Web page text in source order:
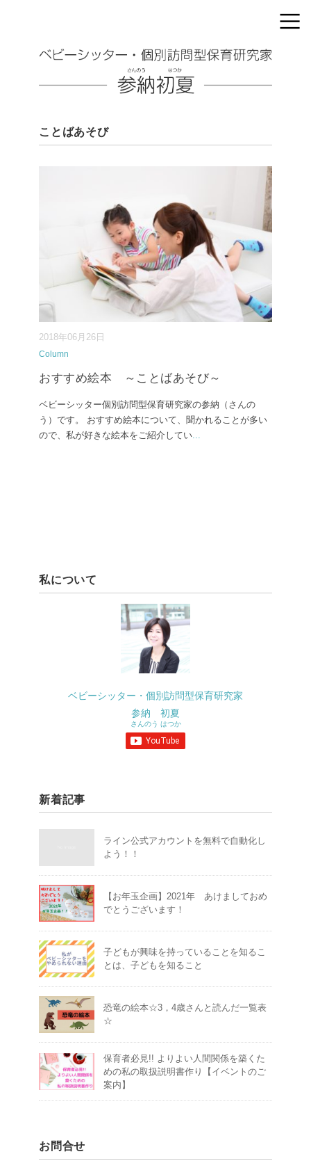
ことばあそび
2018年06月26日
Column
おすすめ絵本 ～ことばあそび～
ベビーシッター個別訪問型保育研究家の参納（さんの
う）です。 おすすめ絵本について、聞かれることが多い
ので、私が好きな絵本をご紹介してい...
私について
ベビーシッター・個別訪問型保育研究家
参納 初夏
さんのう はつか
新着記事
ライン公式アカウントを無料で自動化し
よう！！
【お年玉企画】2021年 あけましておめ
でとうございます！
子どもが興味を持っていることを知るこ
とは、子どもを知ること
恐竜の絵本☆3，4歳さんと読んだ一覧表
☆
保育者必見!! よりよい人間関係を築くた
めの私の取扱説明書作り【イベントのご
案内】
お問合せ